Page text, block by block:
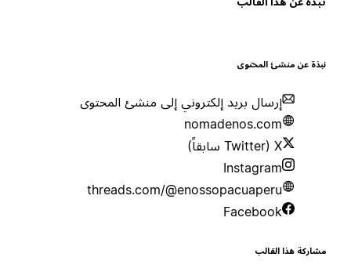
عن منشئ المحتوى
إرسال بريد إلكتروني إلى منشئ المحتوى
nomadenos.com
Instagram
threads.com/@enossopacuaperu
Facebook
هذا القالب